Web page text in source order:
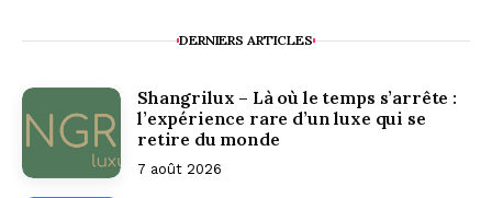
DERNIERS ARTICLES
Shangrilux – Là où le temps s’arrête :
l’expérience rare d’un luxe qui se
retire du monde
7 août 2026